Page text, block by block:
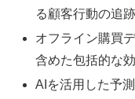
る顧客行動の追跡
オフライン購買
含めた包括的な
AIを活用した予